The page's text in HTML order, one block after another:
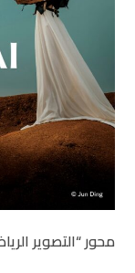
محور “التصوير